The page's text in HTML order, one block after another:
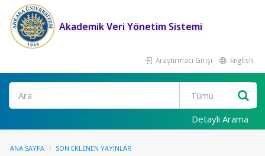
Akademik Veri Yönetim Sistemi
Araştırmacı Girişi English
Ara
Detaylı Arama
ANA SAYFA SON EKLENEN YAYINLAR